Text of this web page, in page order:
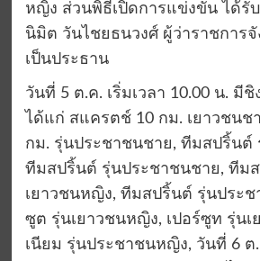
หญิง ส่วนพิธีเปิดการแข่งขัน ได้รั
นิมิต วันไชยธนวงศ์ ผู้ว่าราชการ
เป็นประธาน
วันที่ 5 ต.ค. เริ่มเวลา 10.00 น. มี
ได้แก่ สแครตช์ 10 กม. เยาวชนช
กม. รุ่นประชาชนชาย, ทีมสปริ้นต์
ทีมสปริ้นต์ รุ่นประชาชนชาย, ทีม
เยาวชนหญิง, ทีมสปริ้นต์ รุ่นประช
ซูต รุ่นเยาวชนหญิง, เปอร์ซูท รุ่นเ
เนียม รุ่นประชาชนหญิง, วันที่ 6 ต.